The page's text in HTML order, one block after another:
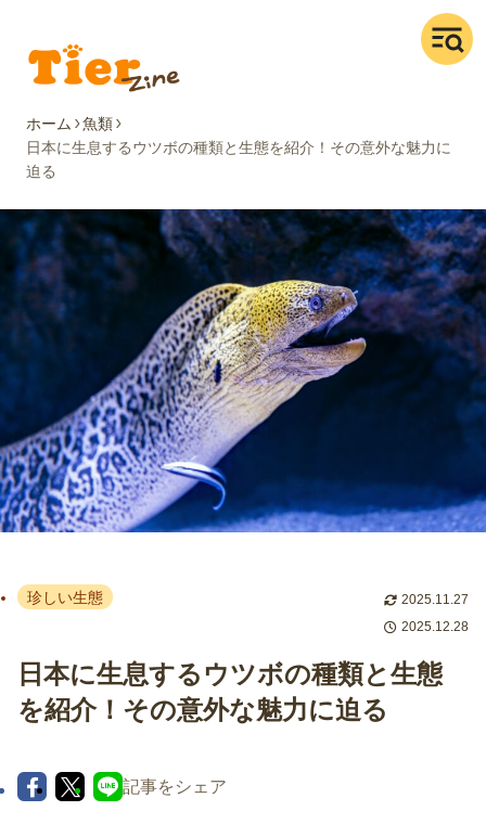
ホーム
魚類
日本に生息するウツボの種類と生態を紹介！その意外な魅力に
迫る
珍しい生態
2025.11.27
2025.12.28
日本に生息するウツボの種類と生態
を紹介！その意外な魅力に迫る
記事をシェア